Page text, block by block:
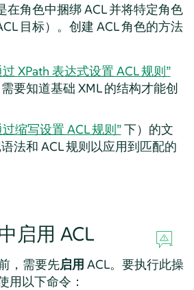
在角色中捆绑 ACL 并将特定角色
目标）。创建 ACL 角色的方法
XPath 表达式设置 ACL 规则”
要知道基础 XML 的结构才能创
缩写设置 ACL 规则”下）的文
法和 ACL 规则以应用到匹配的
启用 ACL
，需要先启用 ACL。要执行此操
用以下命令：